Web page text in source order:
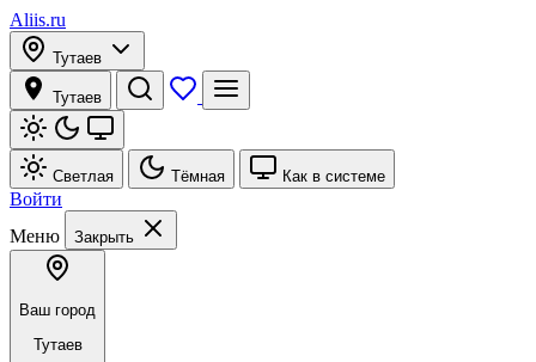
Aliis.ru
Тутаев
Тутаев
Светлая Тёмная Как в системе
Войти
Меню
Закрыть
Ваш город
Тутаев